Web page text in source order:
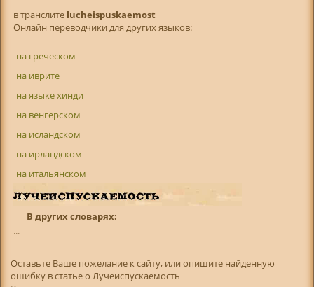
в транслитe lucheispuskaemost
Онлайн переводчики для других языков:
на греческом
на иврите
на языке хинди
на венгерском
на исландском
на ирландском
на итальянском
В других словарях:
...
Оставьте Ваше пожелание к сайту, или опишите найденную
ошибку в статье о Лучеиспускаемость